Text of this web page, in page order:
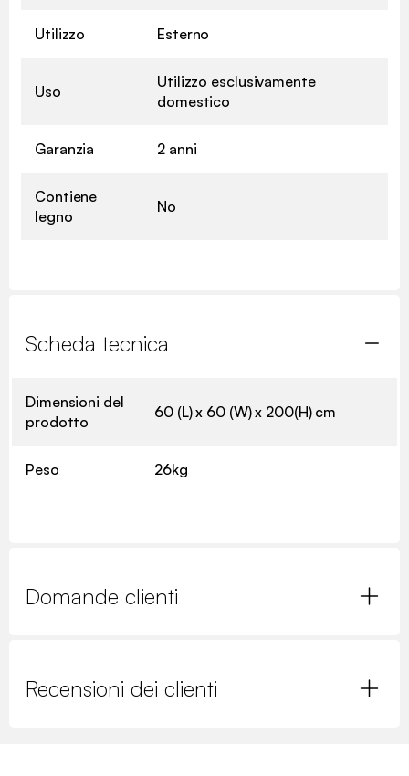
Utilizzo Esterno
Uso
Utilizzo esclusivamente
domestico
Garanzia 2 anni
Contiene
legno
No
Scheda tecnica
Dimensioni del
prodotto
60 (L) x 60 (W) x 200(H) cm
Peso 26kg
Domande clienti
Recensioni dei clienti